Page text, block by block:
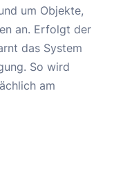
um Objekte,
an. Erfolgt der
das System
So wird
am